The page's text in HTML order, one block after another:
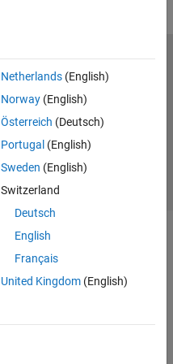
Netherlands(English)
Norway(English)
Österreich (Deutsch)
Portugal (English)
Sweden (English)
Switzerland
Deutsch
English
Français
United Kingdom(English)
Contacts locaux